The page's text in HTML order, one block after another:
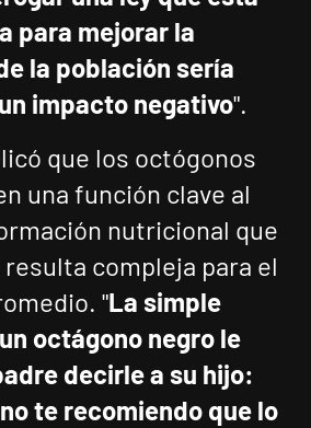
para mejorar la
la población sería
impacto negativo".
que los octógonos
una función clave al
nutricional que
compleja para el
"La simple
octágono negro le
decirle a su hijo:
te recomiendo que lo